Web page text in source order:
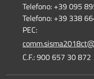
Telefono: +39 095
Telefono: +39 338
PEC:
C.F.: 900 657 30 872